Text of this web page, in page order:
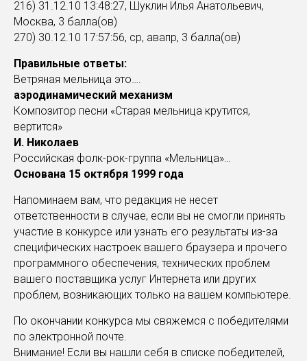
216) 31.12.10 13:48:27, Шуклин Илья Анатольевич,
Москва, 3 балла(ов)
270) 30.12.10 17:57:56, ср, авапр, 3 балла(ов)
Правильные ответы:
Ветряная мельница это….
аэродинамический механизм
Композитор песни «Старая мельница крутится,
вертится»
И. Николаев
Российская фолк-рок-группа «Мельница»…
Основана 15 октября 1999 года
Напоминаем вам, что редакция не несет
ответственности в случае, если вы не смогли принять
участие в конкурсе или узнать его результаты из-за
специфических настроек вашего браузера и прочего
программного обеспечения, технических проблем
вашего поставщика услуг Интернета или других
проблем, возникающих только на вашем компьютере.
По окончании конкурса мы свяжемся с победителями
по электронной почте.
Внимание! Если вы нашли себя в списке победителей,